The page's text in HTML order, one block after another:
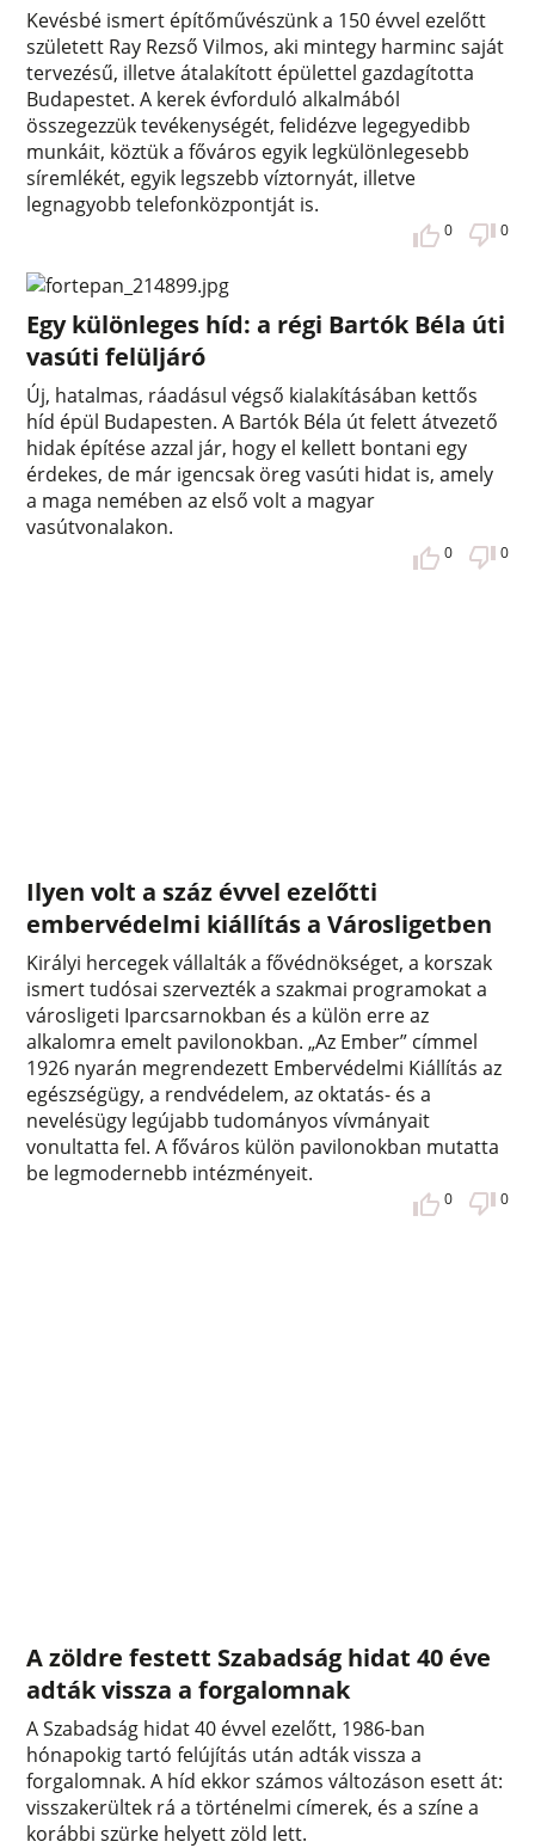
Kevésbé ismert építőművészünk a 150 évvel ezelőtt
született Ray Rezső Vilmos, aki mintegy harminc saját
tervezésű, illetve átalakított épülettel gazdagította
Budapestet. A kerek évforduló alkalmából
összegezzük tevékenységét, felidézve legegyedibb
munkáit, köztük a főváros egyik legkülönlegesebb
síremlékét, egyik legszebb víztornyát, illetve
legnagyobb telefonközpontját is.
0 0
Egy különleges híd: a régi Bartók Béla úti
vasúti felüljáró
Új, hatalmas, ráadásul végső kialakításában kettős
híd épül Budapesten. A Bartók Béla út felett átvezető
hidak építése azzal jár, hogy el kellett bontani egy
érdekes, de már igencsak öreg vasúti hidat is, amely
a maga nemében az első volt a magyar
vasútvonalakon.
0 0
Ilyen volt a száz évvel ezelőtti
embervédelmi kiállítás a Városligetben
Királyi hercegek vállalták a fővédnökséget, a korszak
ismert tudósai szervezték a szakmai programokat a
városligeti Iparcsarnokban és a külön erre az
alkalomra emelt pavilonokban. „Az Ember” címmel
1926 nyarán megrendezett Embervédelmi Kiállítás az
egészségügy, a rendvédelem, az oktatás- és a
nevelésügy legújabb tudományos vívmányait
vonultatta fel. A főváros külön pavilonokban mutatta
be legmodernebb intézményeit.
0 0
A zöldre festett Szabadság hidat 40 éve
adták vissza a forgalomnak
A Szabadság hidat 40 évvel ezelőtt, 1986-ban
hónapokig tartó felújítás után adták vissza a
forgalomnak. A híd ekkor számos változáson esett át:
visszakerültek rá a történelmi címerek, és a színe a
korábbi szürke helyett zöld lett.